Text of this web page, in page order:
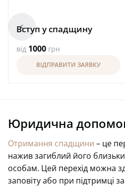
Вступ у спадщину
від 1000 грн
ВІДПРАВИТИ ЗАЯВКУ
arrowleft
Юридична
Отримання спадщини – це
нажив загиблий його
особам. Цей перехід можна
заповіту або при підтримці